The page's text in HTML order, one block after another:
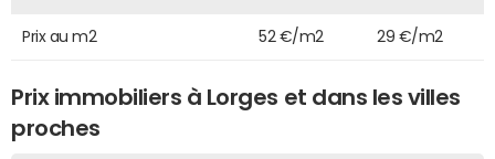
Prix au m2 52 €/m2 29 €/m2
Prix immobiliers à Lorges et dans les villes
proches